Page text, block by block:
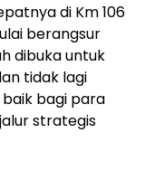
di Km 106
berangsur
dibuka untuk
tidak lagi
bagi para
strategis